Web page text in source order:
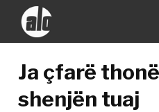
Ja çfarë
shenjën tuaj